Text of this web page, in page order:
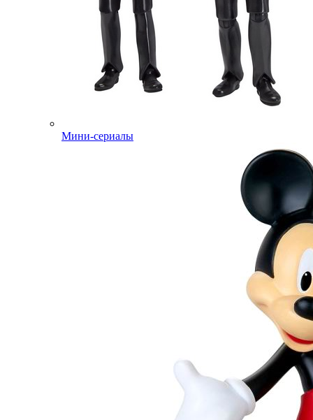
Мини-сериалы